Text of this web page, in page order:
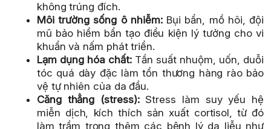
không trúng đích.
Môi trường sống ô nhiễm:Bụi bẩn, mồ hôi, đội
mũ bảo hiểm bẩn tạo điều kiện lý tưởng cho vi
khuẩn và nấm phát triển.
Lạm dụng hóa chất:Tần suất nhuộm, uốn, duỗi
tóc quá dày đặc làm tổn thương hàng rào bảo
vệ tự nhiên của da đầu.
Căng thẳng (stress):Stress làm suy yếu hệ
miễn dịch, kích thích sản xuất cortisol, từ đó
làm trầm trọng thêm các bệnh lý da liễu như